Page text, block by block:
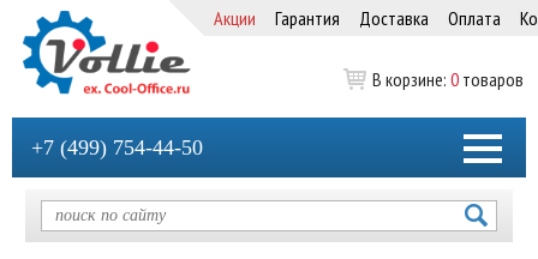
Акции Гарантия Доставка Оплата
В корзине: 0 товаров
+7 (499) 754-44-50